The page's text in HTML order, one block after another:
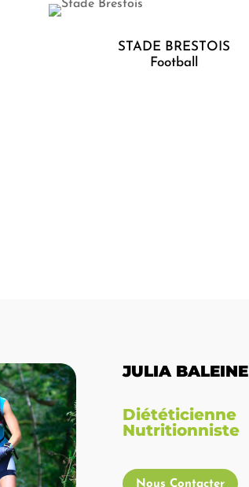
STADE BRESTOIS
Football
JULIA BALEINE
Diététicienne
Nutritionniste
Nous Contacter